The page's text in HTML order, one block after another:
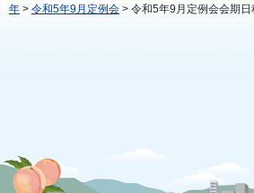
年 > 令和5年9月定例会 > 令和5年9月定例会会期日